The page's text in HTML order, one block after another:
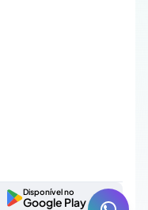
Disponível no
Google Play